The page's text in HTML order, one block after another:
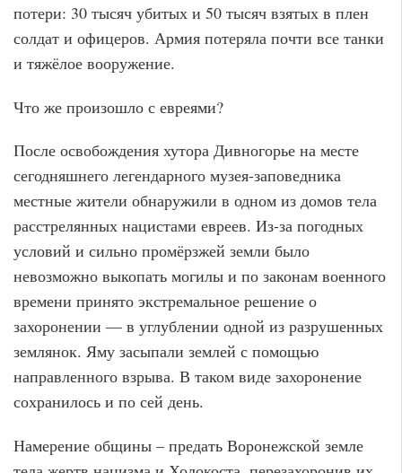
потери: 30 тысяч убитых и 50 тысяч взятых в плен
солдат и офицеров. Армия потеряла почти все танки
и тяжёлое вооружение.
Что же произошло с евреями?
После освобождения хутора Дивногорье на месте
сегодняшнего легендарного музея-заповедника
местные жители обнаружили в одном из домов тела
расстрелянных нацистами евреев. Из-за погодных
условий и сильно промёрзжей земли было
невозможно выкопать могилы и по законам военного
времени принято экстремальное решение о
захоронении — в углублении одной из разрушенных
землянок. Яму засыпали землей с помощью
направленного взрыва. В таком виде захоронение
сохранилось и по сей день.
Намерение общины – предать Воронежской земле